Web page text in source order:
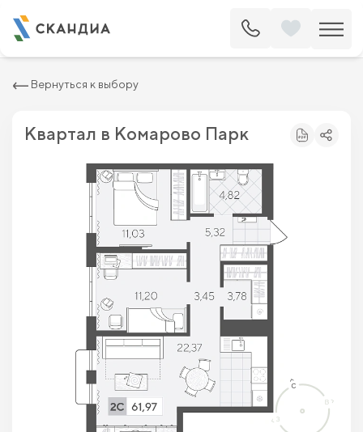
Вернуться к выбору
Квартал в Комарово Парк
Квартира c двумя спальнями 61.97 м
8 448 000 ₽9 600 000 ₽